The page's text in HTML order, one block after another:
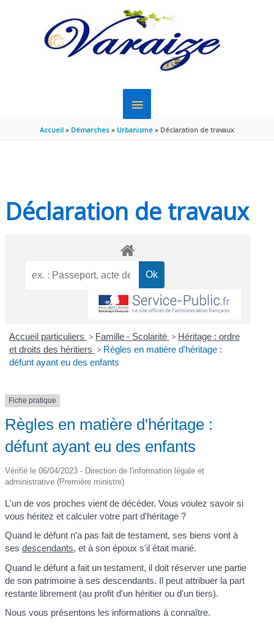
MENU
PRINCIPAL
Accueil Démarches Urbanisme Déclaration de travaux
Déclaration de travaux
Accueil particuliers > Famille - Scolarité > Héritage : ordre
et droits des héritiers > Règles en matière d'héritage :
défunt ayant eu des enfants
Fiche pratique
Règles en matière d'héritage :
défunt ayant eu des enfants
Vérifié le 06/04/2023 - Direction de l'information légale et
administrative (Première ministre)
L'un de vos proches vient de décéder. Vous voulez savoir si
vous héritez et calculer votre part d'héritage ?
Quand le défunt n'a pas fait de testament, ses biens vont à
sesdescendants, et à son époux s'il était marié.
Quand le défunt a fait un testament, il doit réserver une partie
de son patrimoine à ses descendants. Il peut attribuer la part
restante librement (au profit d'un héritier ou d'un tiers).
Nous vous présentons les informations à connaître.